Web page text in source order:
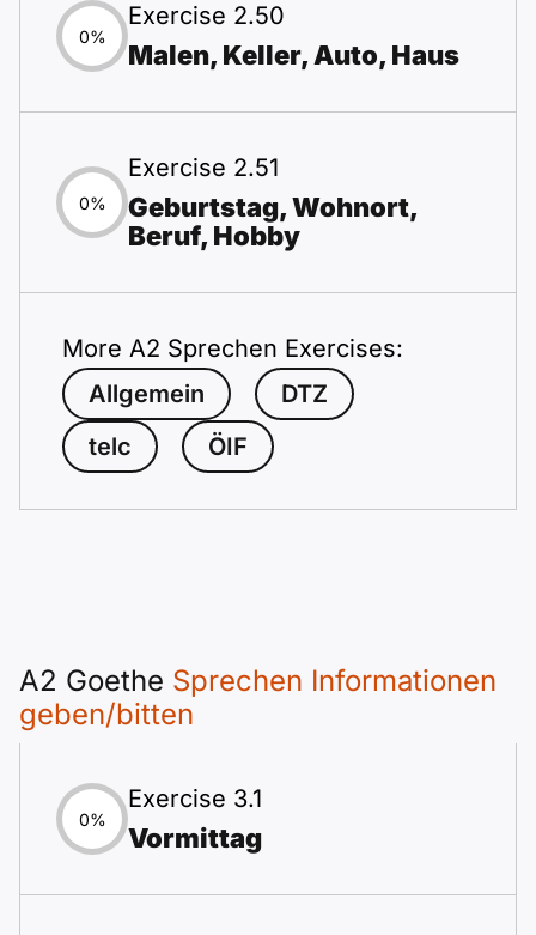
0%
Exercise 2.50
Malen, Keller, Auto, Haus
0%
Exercise 2.51
Geburtstag, Wohnort,
Beruf, Hobby
More A2 Sprechen Exercises:
Allgemein
DTZ
telc
ÖIF
A2 Goethe Sprechen Informationen
geben/bitten
0%
Exercise 3.1
Vormittag